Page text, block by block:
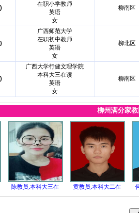
在职小学教师
英语
女
柳南区
广西师范大学
在职初中教师
英语
女
柳北区
广西大学行健文理学院
本科大三在读
英语
女
柳南区
柳州满分家
陈教员.本科大三在 黄教员.本科大二在